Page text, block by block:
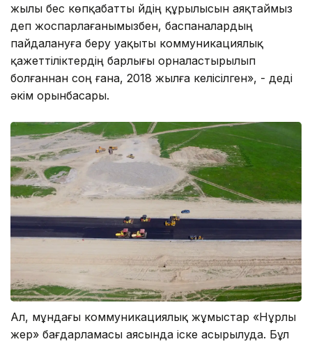
жылы бес көпқабатты үйдің құрылысын аяқтаймыз
деп жоспарлағанымызбен, баспаналардың
пайдалануға беру уақыты коммуникациялық
қажеттіліктердің барлығы орналастырылып
болғаннан соң ғана, 2018 жылға келісілген», - деді
әкім орынбасары.
Ал, мұндағы коммуникациялық жұмыстар «Нұрлы
жер» бағдарламасы аясында іске асырылуда. Бұл